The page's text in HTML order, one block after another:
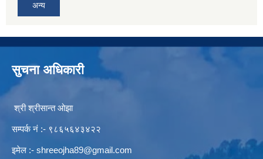
अन्य
सुचना अधिकारी
श्री श्रीसान्त ओझा
सम्पर्क नं :- ९८६५६४३४२२
इमेल :- shreeojha89@gmail.com